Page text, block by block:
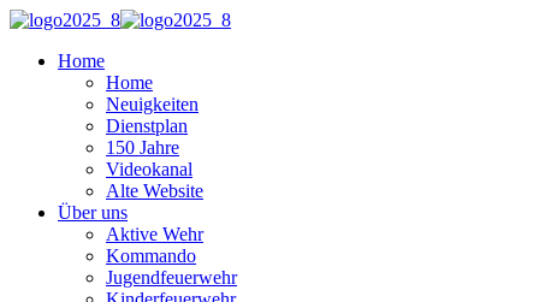
Home
Home
Neuigkeiten
Dienstplan
150 Jahre
Videokanal
Alte Website
Über uns
Aktive Wehr
Kommando
Jugendfeuerwehr